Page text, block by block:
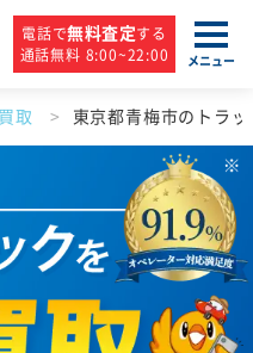
電話で無料査定する
通話無料 8:00~22:00
メニュー
取 東京都青梅市のトラ